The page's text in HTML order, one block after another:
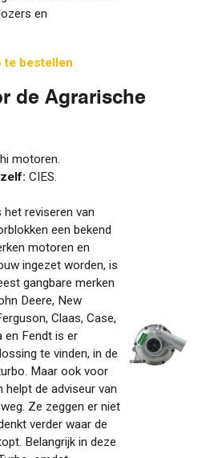
en
te bestellen
de Agrarische
motoren.
CIES.
reviseren van
een bekend
motoren en
ingezet worden, is
gangbare merken
Deere, New
Claas, Case,
en Fendt is er
te vinden, in de
Maar ook voor
helpt de adviseur van
Ze zeggen er niet
verder waar de
Belangrijk in deze